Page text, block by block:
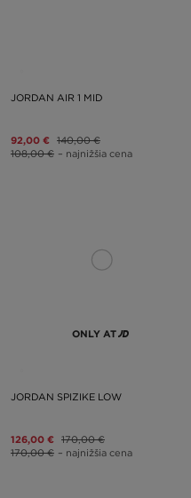
JORDAN AIR 1 MID
92,00 € 140,00 €
108,00 € – najnižšia cena
ONLY AT
JORDAN SPIZIKE LOW
126,00 € 170,00 €
170,00 € – najnižšia cena